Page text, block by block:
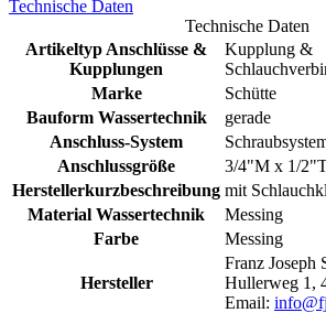
Technische Daten
Technische Daten
Artikeltyp Anschlüsse &
Kupplungen
Kupplung &
Marke
Schütte
Bauform Wassertechnik
gerade
Anschluss-System
Anschlussgröße
3/4"M x 1/
Herstellerkurzbeschreibung mit
Material Wassertechnik
Messing
Farbe
Messing
Hersteller
Franz Joseph
Hullerweg 1,
Email: